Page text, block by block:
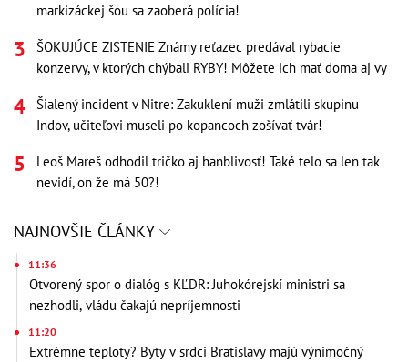
markizáckej šou sa zaoberá polícia!
ŠOKUJÚCE ZISTENIE Známy reťazec predával rybacie
konzervy, v ktorých chýbali RYBY! Môžete ich mať doma aj vy
Šialený incident v Nitre: Zakuklení muži zmlátili skupinu
Indov, učiteľovi museli po kopancoch zošívať tvár!
Leoš Mareš odhodil tričko aj hanblivosť! Také telo sa len tak
nevidí, on že má 50?!
NAJNOVŠIE ČLÁNKY
11:36
Otvorený spor o dialóg s KĽDR: Juhokórejskí ministri sa
nezhodli, vládu čakajú nepríjemnosti
11:20
Extrémne teploty? Byty v srdci Bratislavy majú výnimočný